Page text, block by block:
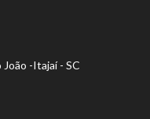
-Itajaí - SC